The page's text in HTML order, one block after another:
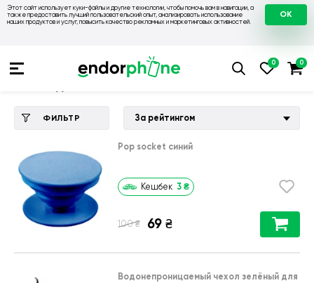
Этот сайт использует куки-файлы и другие технологии, чтобы помочь вам в навигации, а
также предоставить лучший пользовательский опыт, анализировать использование
наших продуктов и услуг, повысить качество рекламных и маркетинговых активностей.
OK
💙 Чехлы на ZTE 💛 Чехол для ZTE A610
ФИЛЬТР За рейтингом
Pop socket синий
Кешбек 3 ₴
100 ₴ 69 ₴
Водонепроницаемый чехол зелёный для